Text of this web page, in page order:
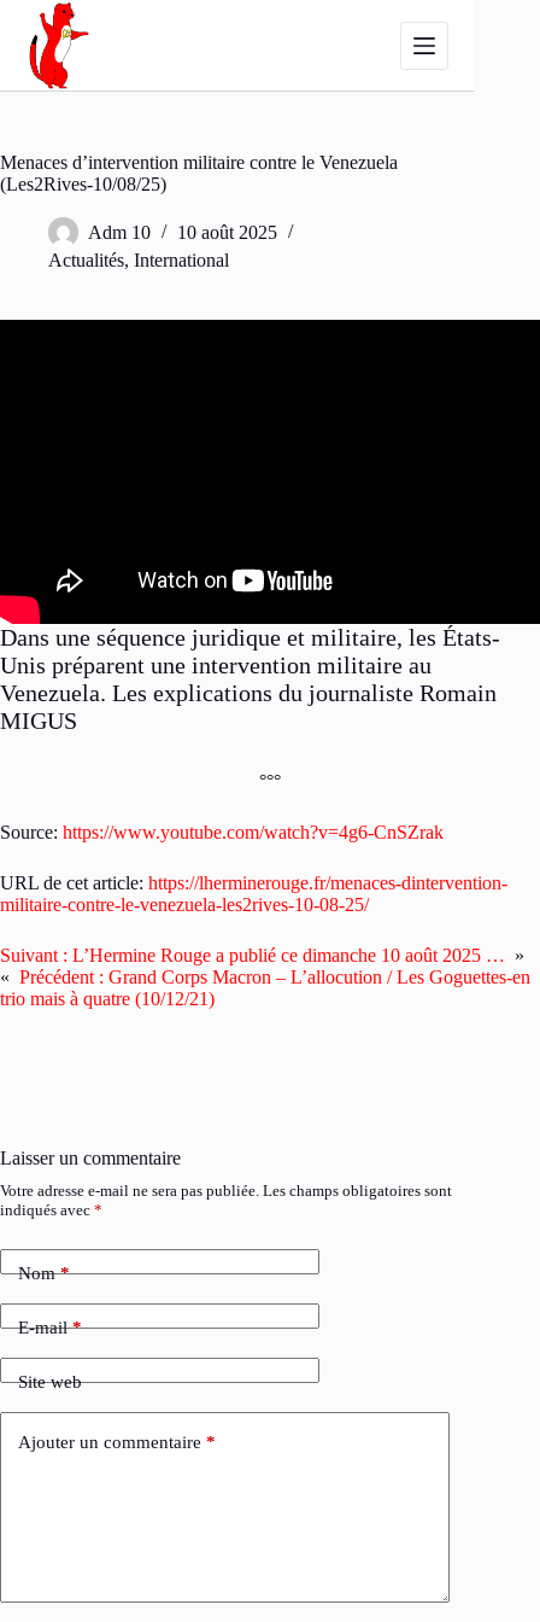
Passer
contenu
Menaces d’intervention militaire contre le Venezuela
(Les2Rives-10/08/25)
Adm 10
10 août 2025
Actualités, International
Dans une séquence juridique et militaire, les États-
Unis préparent une intervention militaire au
Venezuela. Les explications du journaliste Romain
MIGUS
°°°
Source: https://www.youtube.com/watch?v=4g6-CnSZrak
URL de cet article: https://lherminerouge.fr/menaces-dintervention-
militaire-contre-le-venezuela-les2rives-10-08-25/
Suivant : L’Hermine Rouge a publié ce dimanche 10 août 2025 … »
« Précédent : Grand Corps Macron – L’allocution / Les Goguettes-en
trio mais à quatre (10/12/21)
Laisser un commentaire
Votre adresse e-mail ne sera pas publiée. Les champs obligatoires sont
indiqués avec *
Nom*
E-mail*
Site web
Ajouter un commentaire *